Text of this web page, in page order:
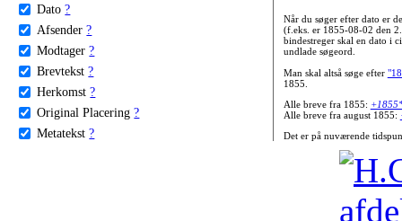
Dato ?
Afsender ?
Modtager ?
Brevtekst ?
Herkomst ?
Original Placering ?
Metatekst ?
Når du søger efter dato er
(f.eks. er 1855-08-02 den
bindestreger skal en dato i
undlade søgeord.
Man skal altså søge efter
1855.
Alle breve fra 1855:
Alle breve fra august 1855:
Det er på nuværende